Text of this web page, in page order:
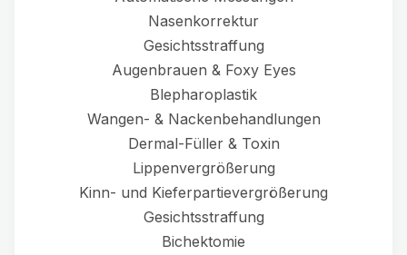
Nasenkorrektur
Gesichtsstraffung
Augenbrauen & Foxy Eyes
Blepharoplastik
Wangen- & Nackenbehandlungen
Dermal-Füller & Toxin
Lippenvergrößerung
Kinn- und Kieferpartievergrößerung
Gesichtsstraffung
Bichektomie